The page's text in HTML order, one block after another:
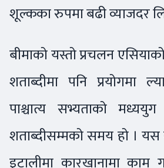
शूल्कका रुपमा बढी व्याजदर
बीमाको यस्तो प्रचलन
शताब्दीमा पनि प्रयोगमा
पाश्चात्य सभ्यताको
शताब्दीसम्मको समय हो ।